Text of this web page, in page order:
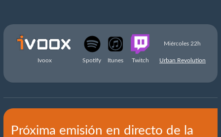
Miércoles 22h
Ivoox Spotify Itunes Twitch Urban Revolution
Próxima emisión en directo de la